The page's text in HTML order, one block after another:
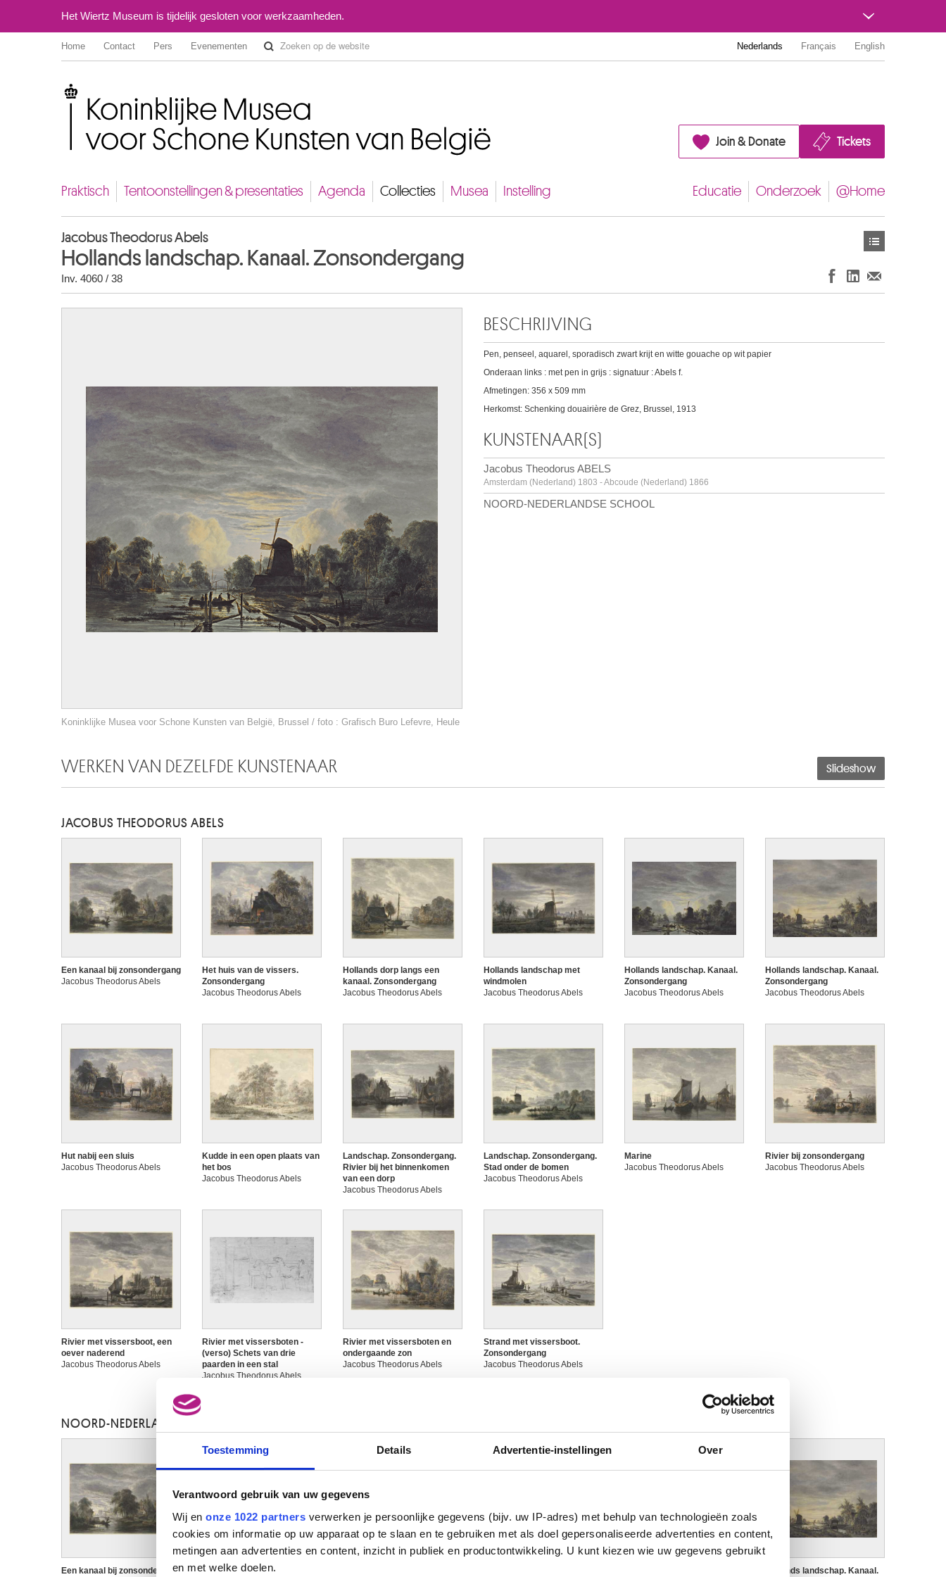
Toestemming Details Advertentie-instellingen Over
Verantwoord gebruik van uw gegevens
Wij en onze 1022 partners verwerken je persoonlijke gegevens (bijv. uw IP-adres) met behulp van technologieën zoals
cookies om informatie op uw apparaat op te slaan en te gebruiken met als doel gepersonaliseerde advertenties en content,
metingen aan advertenties en content, inzicht in publiek en productontwikkeling. U kunt kiezen wie uw gegevens gebruikt
en met welke doelen.
Het Wiertz Museum is tijdelijk gesloten voor werkzaamheden.
Home Contact Pers Evenementen Nederlands Français English
Join & Donate Tickets
Praktisch Tentoonstellingen & presentaties Agenda Collecties Musea Instelling Educatie Onderzoek @Home
Jacobus Theodorus Abels
Hollands landschap. Kanaal. Zonsondergang
Inv. 4060 / 38
Koninklijke Musea voor Schone Kunsten van België, Brussel / foto : Grafisch Buro Lefevre, Heule
BESCHRIJVING
Pen, penseel, aquarel, sporadisch zwart krijt en witte gouache op wit papier
Onderaan links : met pen in grijs : signatuur : Abels f.
Afmetingen: 356 x 509 mm
Herkomst: Schenking douairière de Grez, Brussel, 1913
KUNSTENAAR(S)
Jacobus Theodorus ABELS
Amsterdam (Nederland) 1803 - Abcoude (Nederland) 1866
NOORD-NEDERLANDSE SCHOOL
WERKEN VAN DEZELFDE KUNSTENAAR Slideshow
JACOBUS THEODORUS ABELS
Een kanaal bij zonsondergang
Jacobus Theodorus Abels
Het huis van de vissers.
Zonsondergang
Jacobus Theodorus Abels
Hollands dorp langs een
kanaal. Zonsondergang
Jacobus Theodorus Abels
Hollands landschap met
windmolen
Jacobus Theodorus Abels
Hollands landschap. Kanaal.
Zonsondergang
Jacobus Theodorus Abels
Hollands landschap. Kanaal.
Zonsondergang
Jacobus Theodorus Abels
Hut nabij een sluis
Jacobus Theodorus Abels
Kudde in een open plaats van
het bos
Jacobus Theodorus Abels
Landschap. Zonsondergang.
Rivier bij het binnenkomen
van een dorp
Jacobus Theodorus Abels
Landschap. Zonsondergang.
Stad onder de bomen
Jacobus Theodorus Abels
Marine
Jacobus Theodorus Abels
Rivier bij zonsondergang
Jacobus Theodorus Abels
Rivier met vissersboot, een
oever naderend
Jacobus Theodorus Abels
Rivier met vissersboten -
(verso) Schets van drie
paarden in een stal
Jacobus Theodorus Abels
Rivier met vissersboten en
ondergaande zon
Jacobus Theodorus Abels
Strand met vissersboot.
Zonsondergang
Jacobus Theodorus Abels
NOORD-NEDERLANDSE SCHOOL
Een kanaal bij zonsondergang
Het huis van de vissers.
Hollands landschap. Kanaal.